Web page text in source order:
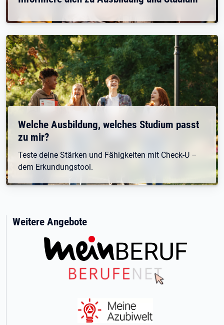
Welche Ausbildung, welches Studium passt
zu mir?
Teste deine Stärken und Fähigkeiten mit Check-U –
dem Erkundungstool.
Weitere Angebote